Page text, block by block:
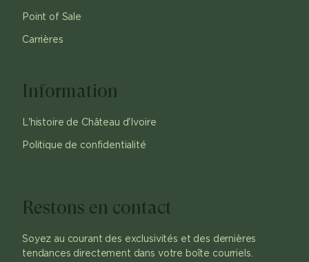
Point of Sale
Carrières
Information
L'histoire de Château d'Ivoire
Politique de confidentialité
Restons en contact
Soyez au courant des exclusivités et des dernières
tendances directement dans votre boîte courriels.